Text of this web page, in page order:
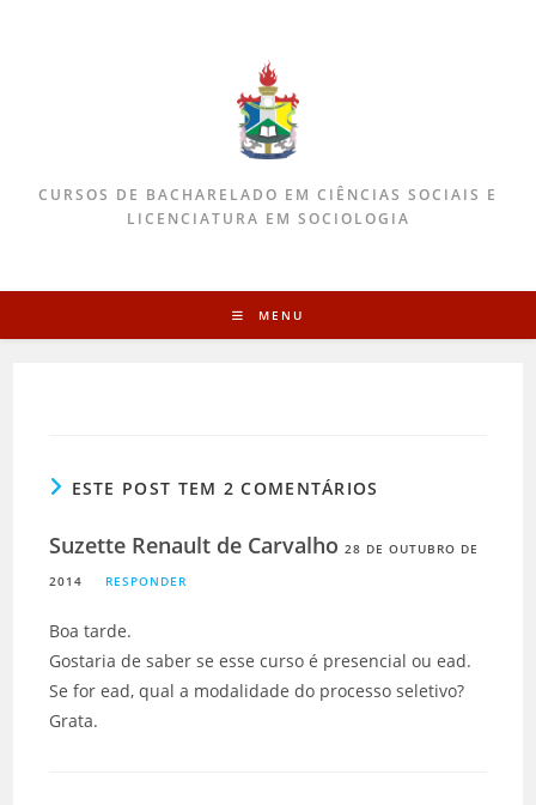
CURSOS DE BACHARELADO EM CIÊNCIAS SOCIAIS E
LICENCIATURA EM SOCIOLOGIA
MENU
ESTE POST TEM 2 COMENTÁRIOS
Suzette Renault de Carvalho28 DE OUTUBRO DE
2014
RESPONDER
Boa tarde.
Gostaria de saber se esse curso é presencial ou ead.
Se for ead, qual a modalidade do processo seletivo?
Grata.